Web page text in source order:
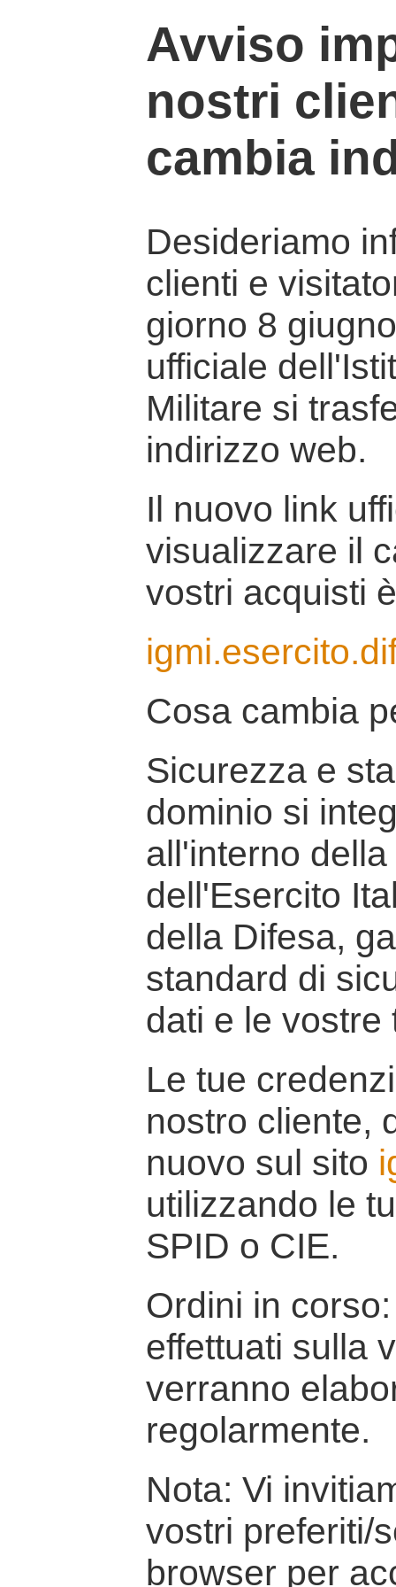
Avviso
nostri
cambia
Desideriamo
clienti e
giorno 8
ufficiale
Militare si
indirizzo web.
Il nuovo link
visualizzare il
vostri acquisti
Cosa cambia
Sicurezza e
dominio si
all'interno
dell'Esercito
della Difesa,
standard di
dati e le vostre
Le tue
nostro cliente,
nuovo sul sito
utilizzando le
SPID o CIE.
Ordini in
effettuati sulla
verranno
regolarmente.
Nota: Vi
vostri preferiti/
browser per